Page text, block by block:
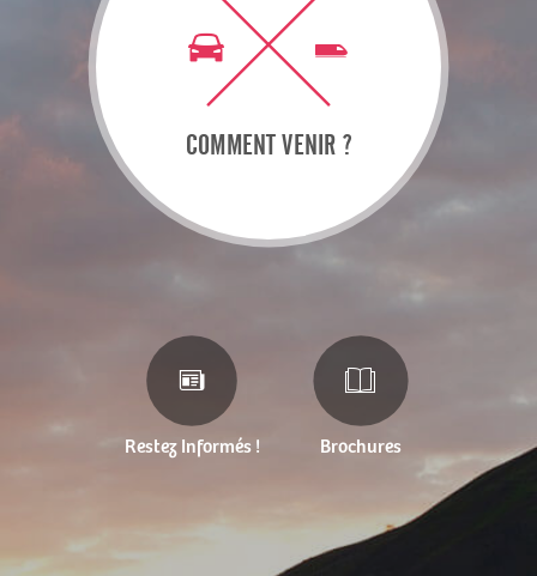
COMMENT VENIR ?
Restez Informés ! Brochures